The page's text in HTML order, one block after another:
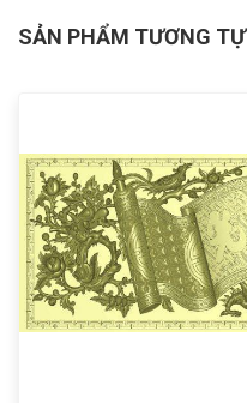
SẢN PHẨM TƯƠNG TỰ